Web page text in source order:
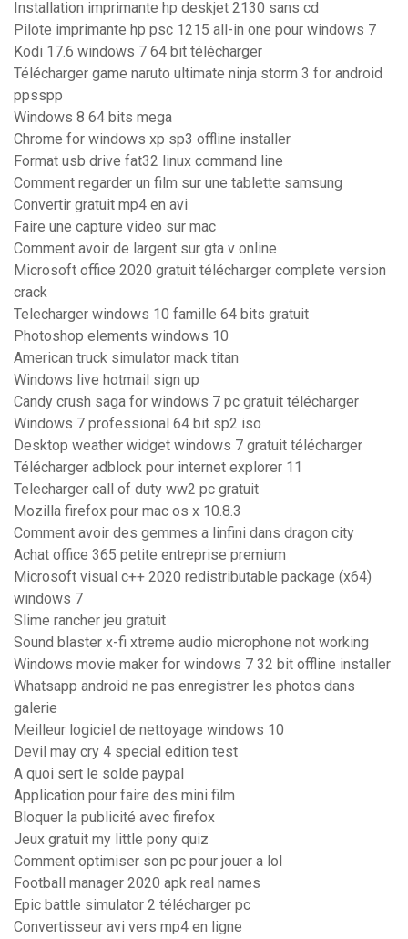
Installation imprimante hp deskjet 2130 sans cd
Pilote imprimante hp psc 1215 all-in one pour windows 7
Kodi 17.6 windows 7 64 bit télécharger
Télécharger game naruto ultimate ninja storm 3 for android
ppsspp
Windows 8 64 bits mega
Chrome for windows xp sp3 offline installer
Format usb drive fat32 linux command line
Comment regarder un film sur une tablette samsung
Convertir gratuit mp4 en avi
Faire une capture video sur mac
Comment avoir de largent sur gta v online
Microsoft office 2020 gratuit télécharger complete version
crack
Telecharger windows 10 famille 64 bits gratuit
Photoshop elements windows 10
American truck simulator mack titan
Windows live hotmail sign up
Candy crush saga for windows 7 pc gratuit télécharger
Windows 7 professional 64 bit sp2 iso
Desktop weather widget windows 7 gratuit télécharger
Télécharger adblock pour internet explorer 11
Telecharger call of duty ww2 pc gratuit
Mozilla firefox pour mac os x 10.8.3
Comment avoir des gemmes a linfini dans dragon city
Achat office 365 petite entreprise premium
Microsoft visual c++ 2020 redistributable package (x64)
windows 7
Slime rancher jeu gratuit
Sound blaster x-fi xtreme audio microphone not working
Windows movie maker for windows 7 32 bit offline installer
Whatsapp android ne pas enregistrer les photos dans
galerie
Meilleur logiciel de nettoyage windows 10
Devil may cry 4 special edition test
A quoi sert le solde paypal
Application pour faire des mini film
Bloquer la publicité avec firefox
Jeux gratuit my little pony quiz
Comment optimiser son pc pour jouer a lol
Football manager 2020 apk real names
Epic battle simulator 2 télécharger pc
Convertisseur avi vers mp4 en ligne